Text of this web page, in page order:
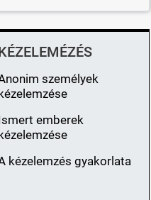
személyek
kézelemzése
emberek
kézelemzése
kézelemzés gyakorlata